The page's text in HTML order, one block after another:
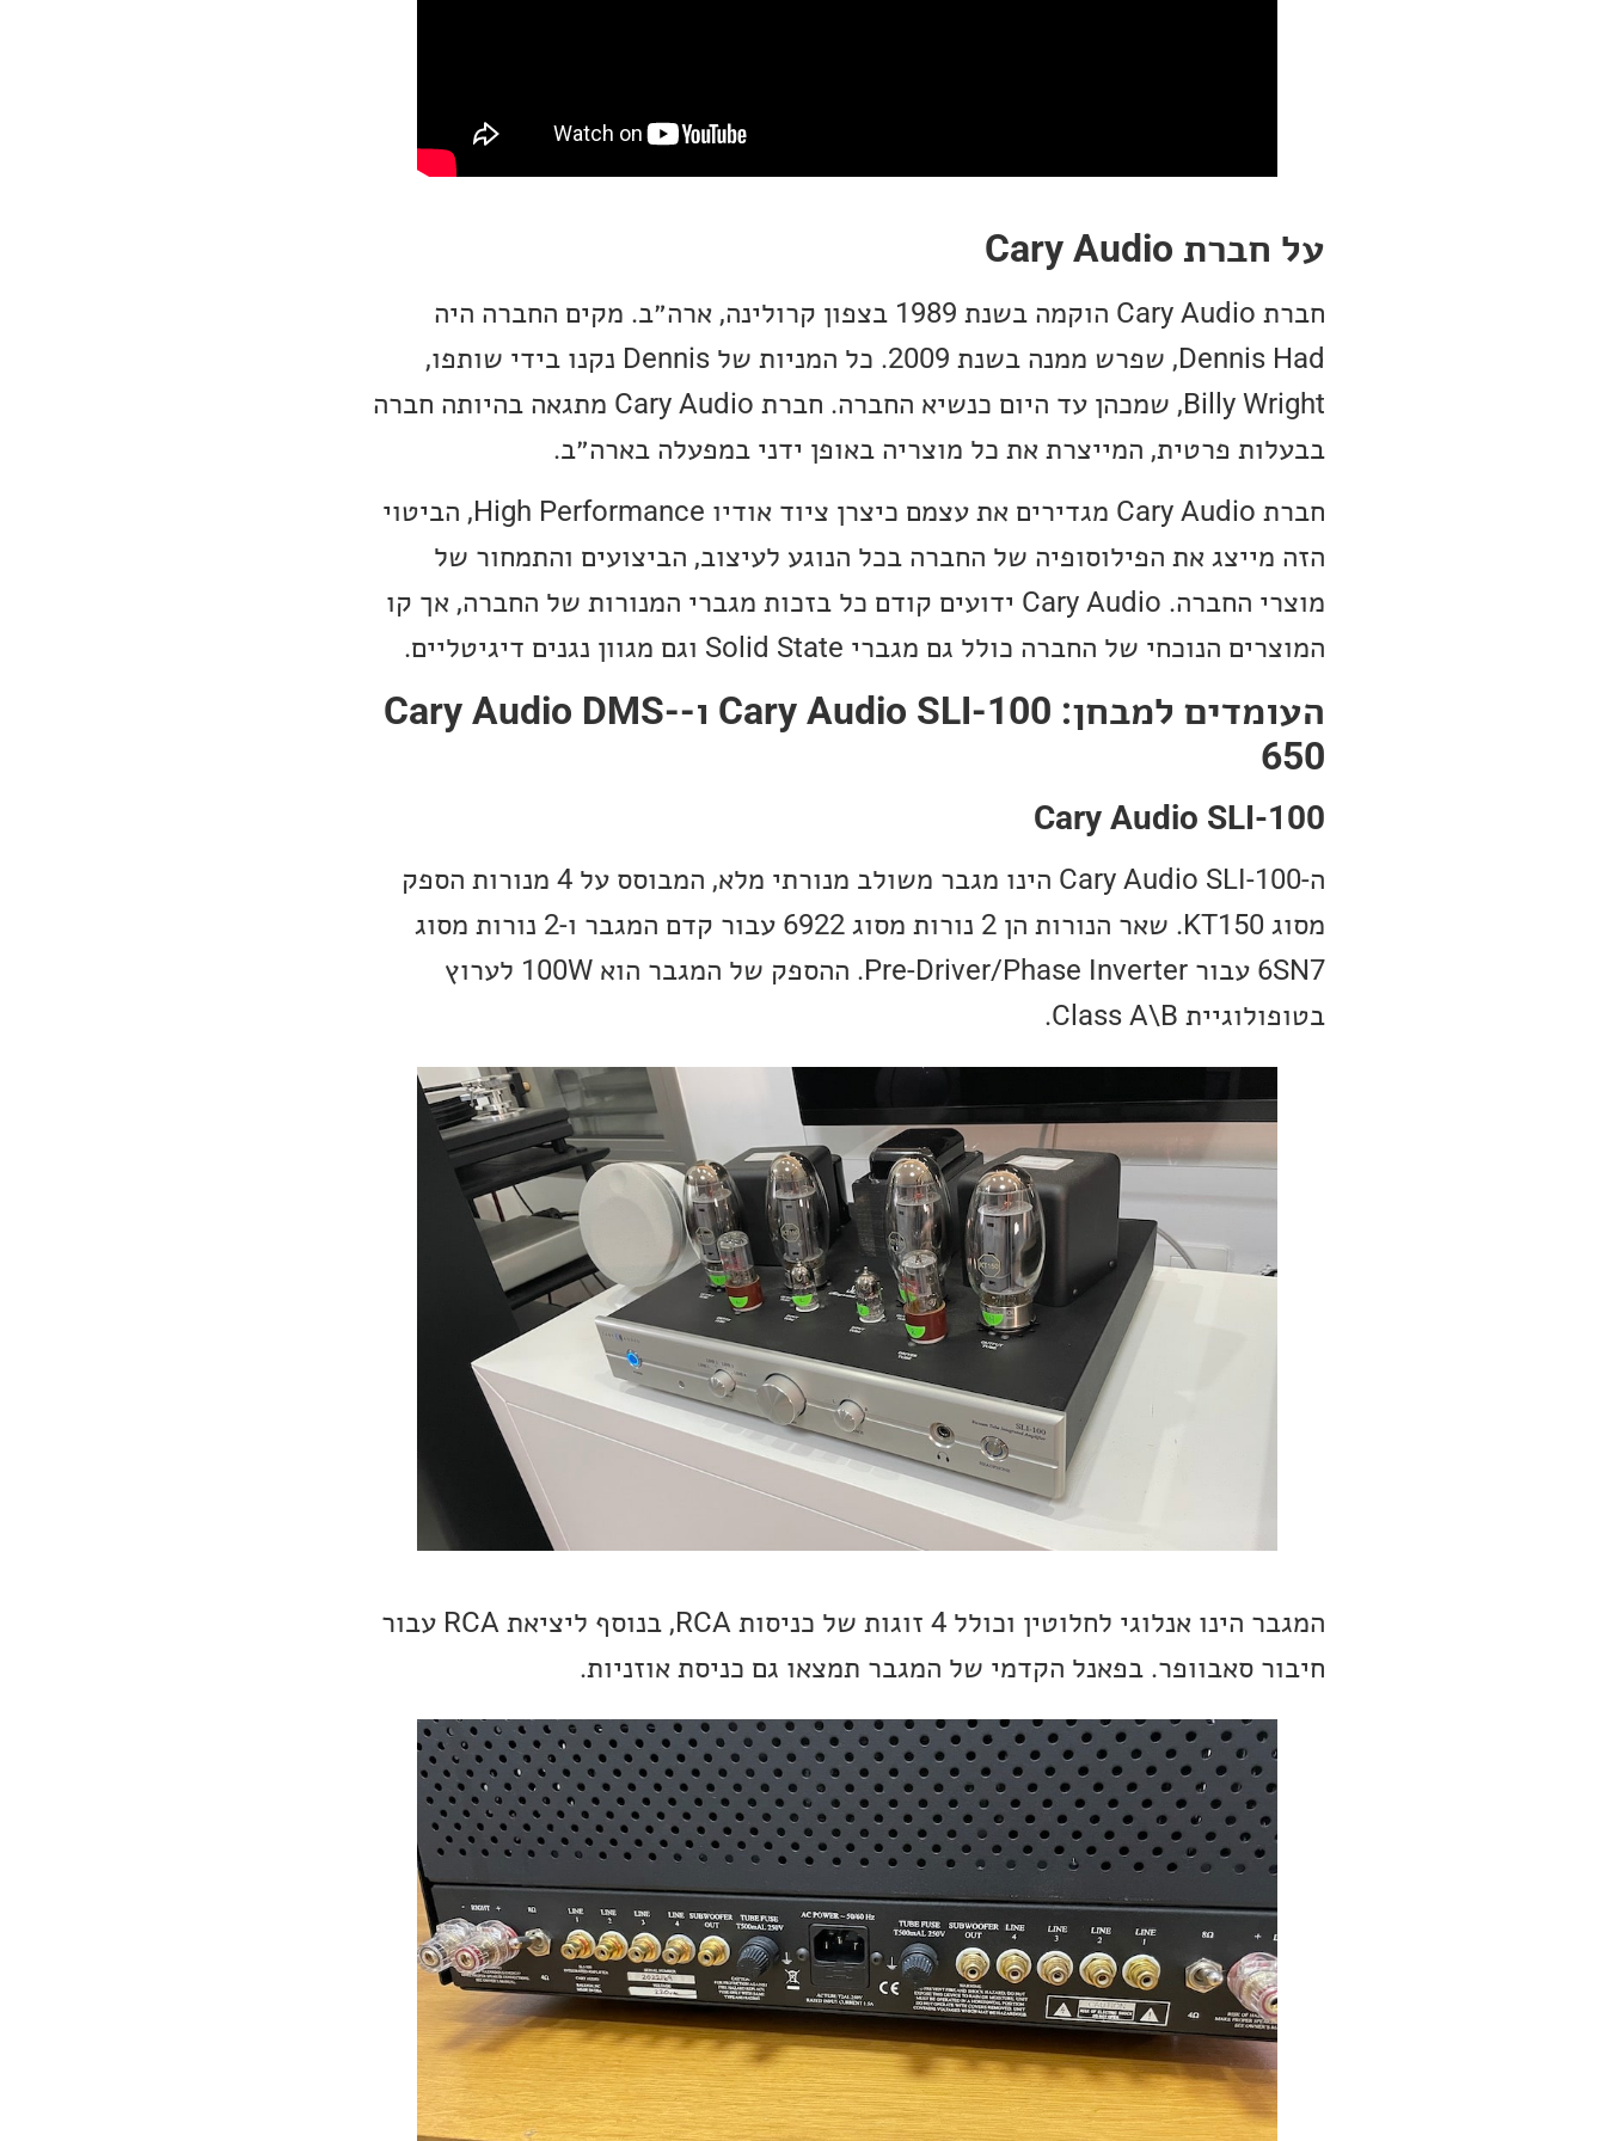
על חברת Cary Audio
חברת Cary Audio הוקמה בשנת 1989 בצפון קרולינה, ארה״ב. מקים החברה היה
Dennis Had, שפרש ממנה בשנת 2009. כל המניות של Dennis נקנו בידי שותפו,
Billy Wright, שמכהן עד היום כנשיא החברה. חברת Cary Audio מתגאה בהיותה חברה
בבעלות פרטית, המייצרת את כל מוצריה באופן ידני במפעלה בארה״ב.
חברת Cary Audio מגדירים את עצמם כיצרן ציוד אודיו High Performance, הביטוי
הזה מייצג את הפילוסופיה של החברה בכל הנוגע לעיצוב, הביצועים והתמחור של
מוצרי החברה. Cary Audio ידועים קודם כל בזכות מגברי המנורות של החברה, אך קו
המוצרים הנוכחי של החברה כולל גם מגברי Solid State וגם מגוון נגנים דיגיטליים.
העומדים למבחן: Cary Audio SLI-100 ו-Cary Audio DMS-
650
Cary Audio SLI-100
ה-Cary Audio SLI-100 הינו מגבר משולב מנורתי מלא, המבוסס על 4 מנורות הספק
מסוג KT150. שאר הנורות הן 2 נורות מסוג 6922 עבור קדם המגבר ו-2 נורות מסוג
6SN7 עבור Pre-Driver/Phase Inverter. ההספק של המגבר הוא 100W לערוץ
בטופולוגיית Class A\B.
המגבר הינו אנלוגי לחלוטין וכולל 4 זוגות של כניסות RCA, בנוסף ליציאת RCA עבור
חיבור סאבוופר. בפאנל הקדמי של המגבר תמצאו גם כניסת אוזניות.